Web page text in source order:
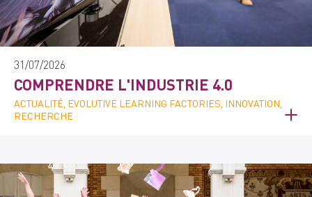
31/07/2026
COMPRENDRE L'INDUSTRIE 4.0
ACTUALITÉ, EVOLUTIVE LEARNING FACTORIES, INNOVATION,
RECHERCHE